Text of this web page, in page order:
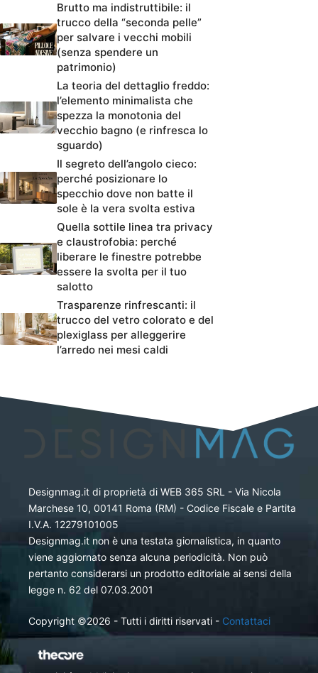
Brutto ma indistruttibile: il
trucco della “seconda pelle”
per salvare i vecchi mobili
(senza spendere un
patrimonio)
La teoria del dettaglio freddo:
l’elemento minimalista che
spezza la monotonia del
vecchio bagno (e rinfresca lo
sguardo)
Il segreto dell’angolo cieco:
perché posizionare lo
specchio dove non batte il
sole è la vera svolta estiva
Quella sottile linea tra privacy
e claustrofobia: perché
liberare le finestre potrebbe
essere la svolta per il tuo
salotto
Trasparenze rinfrescanti: il
trucco del vetro colorato e del
plexiglass per alleggerire
l’arredo nei mesi caldi
Designmag.it di proprietà di WEB 365 SRL - Via Nicola
Marchese 10, 00141 Roma (RM) - Codice Fiscale e Partita
I.V.A. 12279101005
Designmag.it non è una testata giornalistica, in quanto
viene aggiornato senza alcuna periodicità. Non può
pertanto considerarsi un prodotto editoriale ai sensi della
legge n. 62 del 07.03.2001
Copyright ©2026 - Tutti i diritti riservati - Contattaci